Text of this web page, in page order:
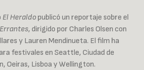
El Heraldopublicó un reportaje sobre el
, dirigido por Charles Olsen con
y Lauren Mendinueta. El film ha
festivales en Seattle, Ciudad de
Oeiras, Lisboa y Wellington.